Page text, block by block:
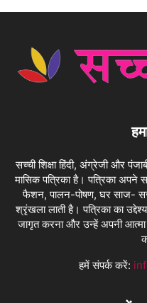
सच्ची शिक्षा हिंदी, अंग्रेजी और
मासिक पत्रिका है। पत्रिका अपने
फैशन, पालन-पोषण, घर साज-
श्रृंखला लाती है। पत्रिका का
जागृत करना और उन्हें अपनी
हमें संपर्क करें: